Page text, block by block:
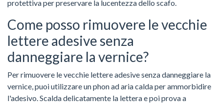
protettiva per preservare la lucentezza dello scafo.
Come posso rimuovere le vecchie
lettere adesive senza
danneggiare la vernice?
Per rimuovere le vecchie lettere adesive senza danneggiare la
vernice, puoi utilizzare un phon ad aria calda per ammorbidire
l'adesivo. Scalda delicatamente la lettera e poi prova a